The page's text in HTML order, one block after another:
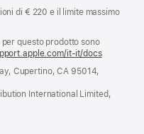
di € 220 e il limite massimo
questo prodotto sono
it-it/docs(si
finestra)
Cupertino, CA 95014,
International Limited,